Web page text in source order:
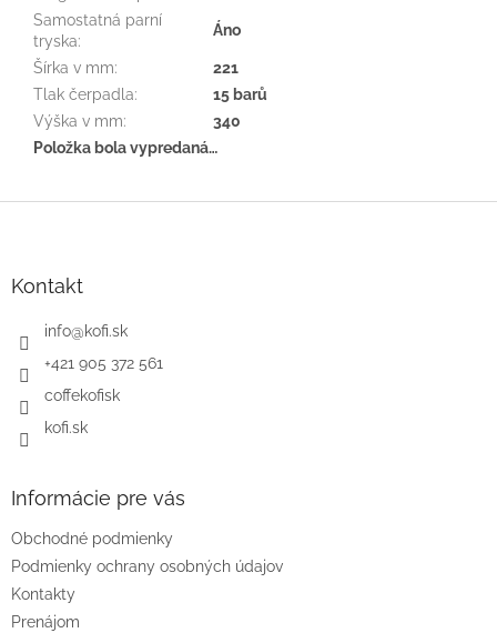
Samostatná parní
tryska:
Áno
Šírka v mm:
221
Tlak čerpadla:
15 barů
Výška v mm:
340
Položka bola vypredaná…
Kontakt
info@kofi.sk
+421 905 372 561
coffekofisk
kofi.sk
Informácie pre vás
Obchodné podmienky
Podmienky ochrany osobných údajov
Kontakty
Prenájom